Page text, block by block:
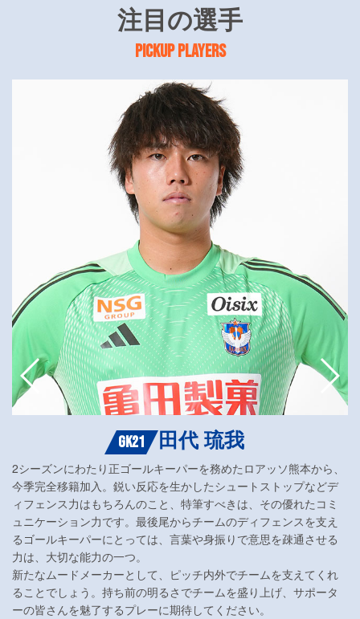
注目の選手
PICKUP PLAYERS
GK21 田代 琉我
2シーズンにわたり正ゴールキーパーを務めたロアッソ熊本から、
今季完全移籍加入。鋭い反応を生かしたシュートストップなどデ
ィフェンス力はもちろんのこと、特筆すべきは、その優れたコミ
ュニケーション力です。最後尾からチームのディフェンスを支え
るゴールキーパーにとっては、言葉や身振りで意思を疎通させる
力は、大切な能力の一つ。
新たなムードメーカーとして、ピッチ内外でチームを支えてくれ
ることでしょう。持ち前の明るさでチームを盛り上げ、サポータ
ーの皆さんを魅了するプレーに期待してください。